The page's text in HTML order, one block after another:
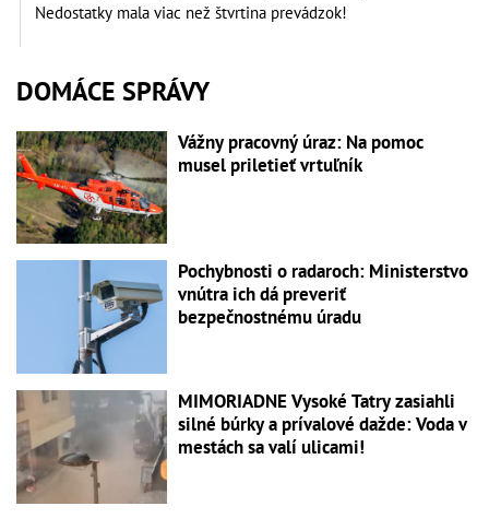
Nedostatky mala viac než štvrtina prevádzok!
DOMÁCE SPRÁVY
Vážny pracovný úraz: Na pomoc
musel priletieť vrtuľník
Pochybnosti o radaroch: Ministerstvo
vnútra ich dá preveriť
bezpečnostnému úradu
MIMORIADNE Vysoké Tatry zasiahli
silné búrky a prívalové dažde: Voda v
mestách sa valí ulicami!